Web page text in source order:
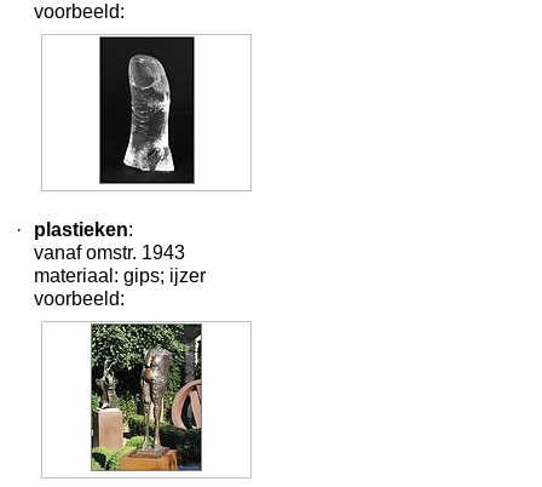
voorbeeld:
· plastieken:
vanaf omstr. 1943
materiaal: gips; ijzer
voorbeeld: